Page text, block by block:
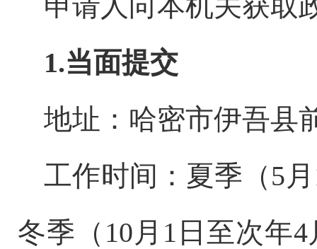
1.当面提交
地址：哈密市伊吾县
工作时间：夏季（5月
冬季（ 10月 1 日至次年4